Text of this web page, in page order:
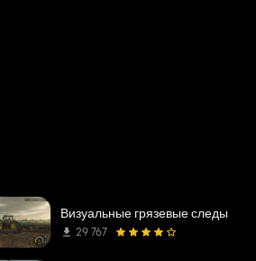
Визуальные грязевые следы
29 767